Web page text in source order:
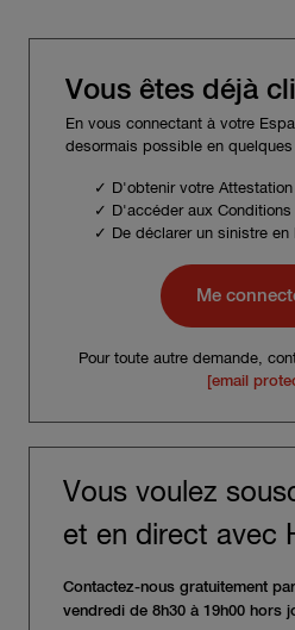
Vous êtes déjà
En vous connectant à votre
desormais possible en
✓ D'obtenir votre Attestation
✓ D'accéder aux Conditions
✓ De déclarer un sinistre en
Me
Pour toute autre demande,
[email
Vous voulez
et en direct avec
Contactez-nous gratuitement
vendredi de 8h30 à 19h00 hors